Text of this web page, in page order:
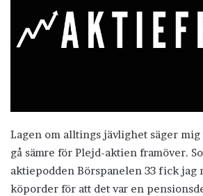
Lagen om alltings jävlighet säger
gå sämre för Plejd-aktien framöver.
aktiepodden Börspanelen 33 fick jag
köporder för att det var en